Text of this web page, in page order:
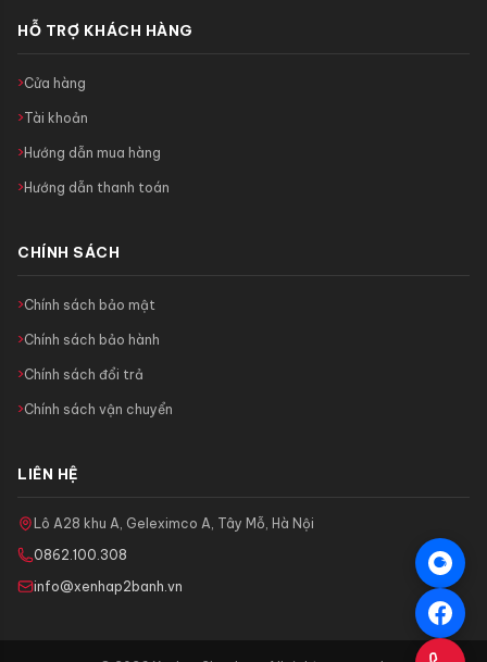
HỖ TRỢ KHÁCH HÀNG
Cửa hàng
Tài khoản
Hướng dẫn mua hàng
Hướng dẫn thanh toán
CHÍNH SÁCH
Chính sách bảo mật
Chính sách bảo hành
Chính sách đổi trả
Chính sách vận chuyển
LIÊN HỆ
Lô A28 khu A, Geleximco A, Tây Mỗ, Hà Nội
0862.100.308
info@xenhap2banh.vn